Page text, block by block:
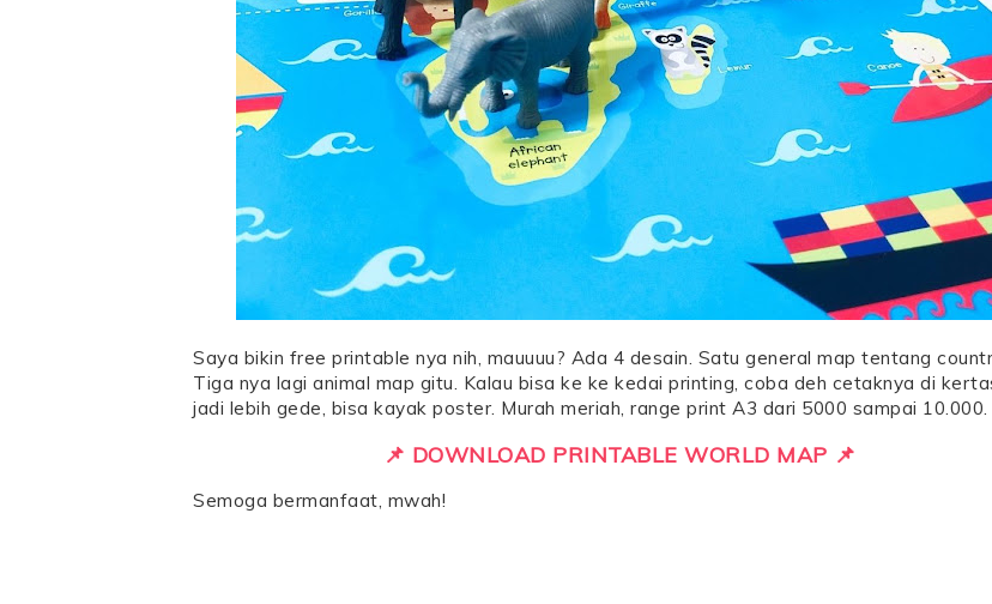
Saya bikin free printable nya nih, mauuuu? Ada 4 desain. Satu general map tentang
Tiga nya lagi animal map gitu. Kalau bisa ke ke kedai printing, coba deh cetaknya di
jadi lebih gede, bisa kayak poster. Murah meriah, range print A3 dari 5000 sampai 10.000.
📌 DOWNLOAD PRINTABLE WORLD MAP 📌
Semoga bermanfaat, mwah!